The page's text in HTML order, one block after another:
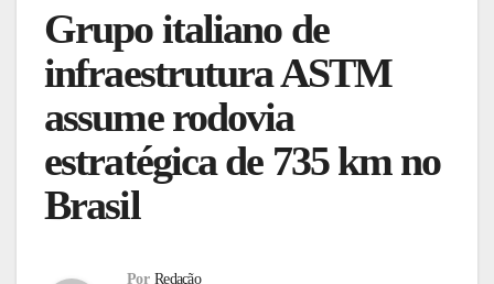
Grupo italiano de
infraestrutura ASTM
assume rodovia
estratégica de 735 km no
Brasil
Por Redação